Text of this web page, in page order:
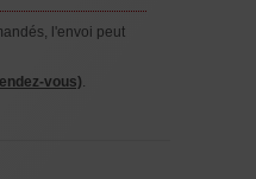
l'envoi peut
vous).